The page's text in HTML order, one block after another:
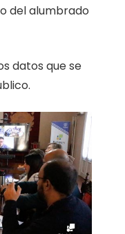
del alumbrado
datos que se